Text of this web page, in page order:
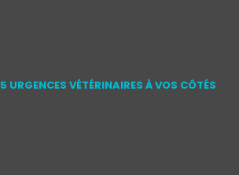
URGENCES VÉTÉRINAIRES À VOS CÔTÉS